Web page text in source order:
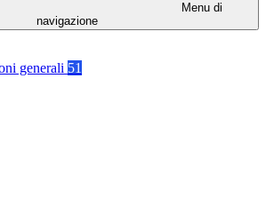
Menu di
navigazione
generali 51